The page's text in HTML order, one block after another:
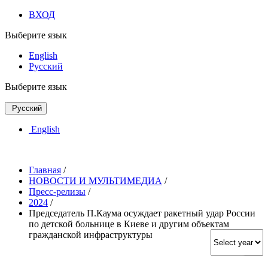
ВХОД
Выберите язык
English
Русский
Выберите язык
Русский
English
Главная /
НОВОСТИ И МУЛЬТИМЕДИА /
Пресс-релизы /
2024 /
Председатель П.Каума осуждает ракетный удар России
по детской больнице в Киеве и другим объектам
гражданской инфраструктуры